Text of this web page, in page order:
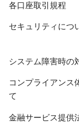
各口座取引規程
セキュリティにつ
システム障害時の
コンプライアンス
て
金融サービス提供